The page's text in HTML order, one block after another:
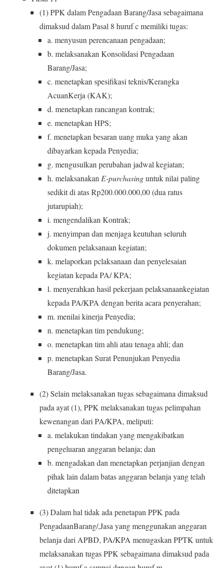
(1) PPK dalam Pengadaan Barang/Jasa sebagaimana
dimaksud dalam Pasal 8 huruf c memiliki tugas:
a. menyusun perencanaan pengadaan;
b. melaksanakan Konsolidasi Pengadaan
Barang/Jasa;
c. menetapkan spesifikasi teknis/Kerangka
AcuanKerja (KAK);
d. menetapkan rancangan kontrak;
e. menetapkan HPS;
f. menetapkan besaran uang muka yang akan
dibayarkan kepada Penyedia;
g. mengusulkan perubahan jadwal kegiatan;
h. melaksanakan E-purchasinguntuk nilai paling
sedikit di atas Rp200.000.000,00 (dua ratus
jutarupiah);
i. mengendalikan Kontrak;
j. menyimpan dan menjaga keutuhan seluruh
dokumen pelaksanaan kegiatan;
k. melaporkan pclaksanaan dan penyelesaian
kegiatan kepada PA/ KPA;
l. menyerahkan hasil pekerjaan pelaksanaankegiatan
kepada PA/KPA dengan berita acara penyerahan;
m. menilai kinerja Penyedia;
n. menetapkan tim pendukung;
o. menetapkan tim ahli atau tenaga ahli; dan
p. menetapkan Surat Penunjukan Penyedia
Barang/Jasa.
(2) Selain melaksanakan tugas sebagaimana dimaksud
pada ayat (1), PPK melaksanakan tugas pelimpahan
kewenangan dari PA/KPA, meliputi:
a. melakukan tindakan yang mengakibatkan
pengeluaran anggaran belanja; dan
b. mengadakan dan menetapkan perjanjian dengan
pihak lain dalam batas anggaran belanja yang telah
ditetapkan
(3) Dalam hal tidak ada penetapan PPK pada
PengadaanBarang/,Jasa yang menggunakan anggaran
belanja dari APBD, PA/KPA menugaskan PPTK untuk
melaksanakan tugas PPK sebagaimana dimaksud pada